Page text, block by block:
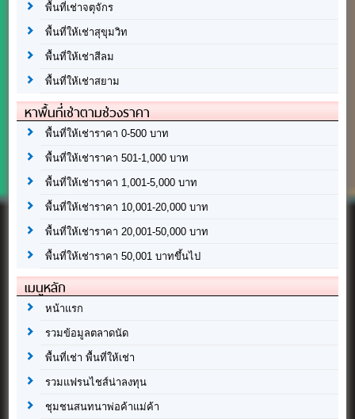
พื้นที่เช่าจตุจักร
พื้นที่ให้เช่าสุขุมวิท
พื้นที่ให้เช่าสีลม
พื้นที่ให้เช่าสยาม
หาพื้นที่เช่าตามช่วงราคา
พื้นที่ให้เช่าราคา 0-500 บาท
พื้นที่ให้เช่าราคา 501-1,000 บาท
พื้นที่ให้เช่าราคา 1,001-5,000 บาท
พื้นที่ให้เช่าราคา 10,001-20,000 บาท
พื้นที่ให้เช่าราคา 20,001-50,000 บาท
พื้นที่ให้เช่าราคา 50,001 บาทขึ้นไป
เมนูหลัก
หน้าแรก
รวมข้อมูลตลาดนัด
พื้นที่เช่า พื้นที่ให้เช่า
รวมแฟรนไชส์น่าลงทุน
ชุมชนสนทนาพ่อค้าแม่ค้า